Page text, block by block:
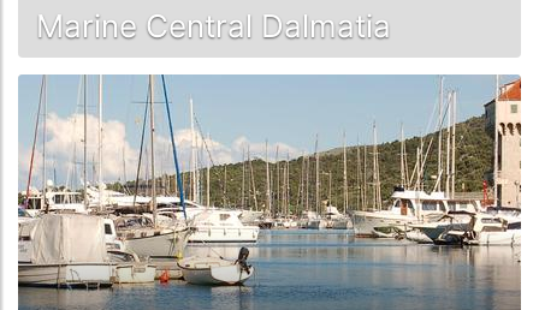
dove vengono messe le boe o si può semplicemente
ormeggiare.
Ad est di Šolta si trova l'isola di Brač, che con i suoi
400 km2 è la terza isola croata per estensione dopo
Cres e Krk. L'isola è famosa in tutto il mondo
soprattutto per la sua spiaggia di ghiaia, "Zlatni Rat"
(Capo d'Oro), non lontano dalla località balneare di
Bol. Il "naso" della spiaggia cambia direzione a
seconda della corrente. Brač ha tre porti turistici, tutti
situati nel villaggio di Milna: ACI Marina Milna, Centro
Marine Central Dalmatia